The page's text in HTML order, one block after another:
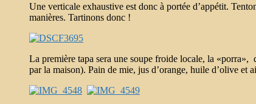
Une verticale exhaustive est donc à portée d’appétit.
manières. Tartinons donc !
La première tapa sera une soupe froide locale, la «porra»,
par la maison). Pain de mie, jus d’orange, huile d’olive et